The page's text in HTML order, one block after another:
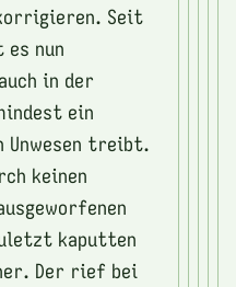
Seit
es nun
in der
ein
Unwesen treibt.
keinen
kaputten
Der rief bei